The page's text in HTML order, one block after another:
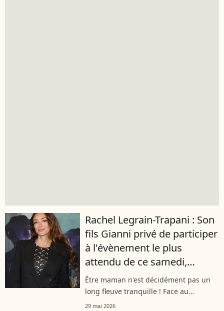
Rachel Legrain-Trapani : Son
fils Gianni privé de participer
à l'évènement le plus
attendu de ce samedi,
l’importance de tenir ce
genre de punitions est
primordiale selon un expert
Être maman n'est décidément pas un
long fleuve tranquille ! Face au
comportement indiscipliné de son fils
29 mai 2026